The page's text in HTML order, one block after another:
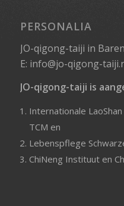
PERSONALIA
JO-qigong-taiji in
E: info@jo-qigong-
JO-qigong-taiji is
Internationale
TCM en
Lebenspflege
ChiNeng Instituuten